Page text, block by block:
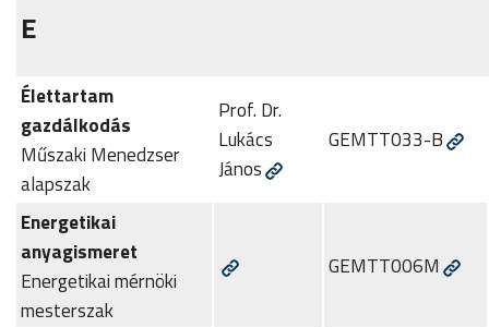
E
Élettartam
gazdálkodás
Műszaki Menedzser
alapszak
Prof. Dr.
Lukács
János
GEMTT033-B
Energetikai
anyagismeret
Energetikai mérnöki
mesterszak
GEMTT006M